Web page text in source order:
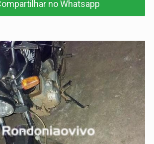
no Whatsapp